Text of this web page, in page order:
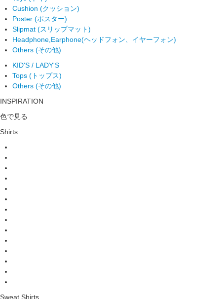
Cushion (クッション)
Poster (ポスター)
Slipmat (スリップマット)
Headphone,Earphone(ヘッドフォン、イヤーフォン)
Others (その他)
KID'S / LADY'S
Tops (トップス)
Others (その他)
INSPIRATION
色で見る
Shirts
Sweat Shirts